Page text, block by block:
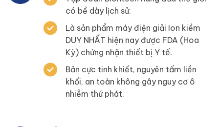
có bề dày lịch sử.
Là sản phẩm máy điện giải Ion kiềm
DUY NHẤT hiện nay được FDA (Hoa
Kỳ) chứng nhận thiết bị Y tế.
Bản cực tinh khiết, nguyên tấm liền
khối, an toàn không gây nguy cơ ô
nhiễm thứ phát.